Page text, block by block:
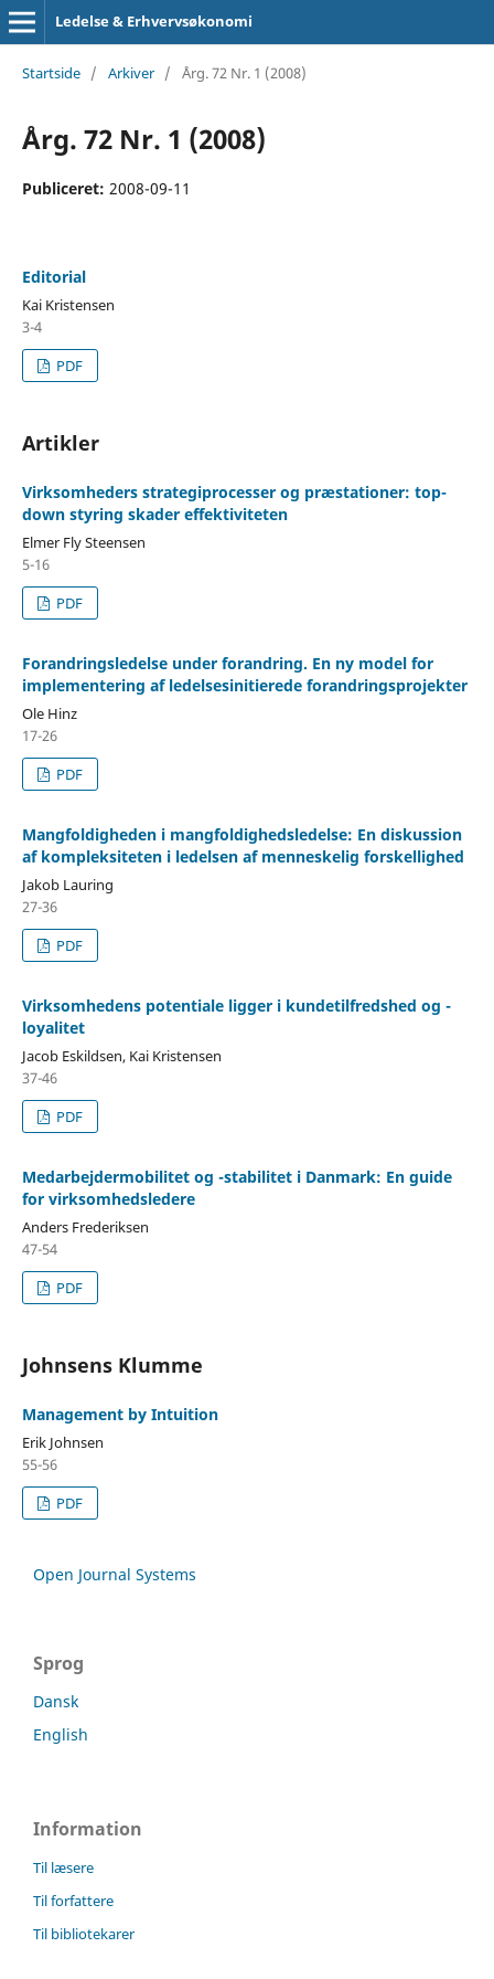
Ledelse & Erhvervsøkonomi
Startside / Arkiver / Årg. 72 Nr. 1 (2008)
Årg. 72 Nr. 1 (2008)
Publiceret: 2008-09-11
Editorial
Kai Kristensen
3-4
PDF
Artikler
Virksomheders strategiprocesser og præstationer: top-
down styring skader effektiviteten
Elmer Fly Steensen
5-16
PDF
Forandringsledelse under forandring. En ny model for
implementering af ledelsesinitierede forandringsprojekter
Ole Hinz
17-26
PDF
Mangfoldigheden i mangfoldighedsledelse: En diskussion
af kompleksiteten i ledelsen af menneskelig forskellighed
Jakob Lauring
27-36
PDF
Virksomhedens potentiale ligger i kundetilfredshed og -
loyalitet
Jacob Eskildsen, Kai Kristensen
37-46
PDF
Medarbejdermobilitet og -stabilitet i Danmark: En guide
for virksomhedsledere
Anders Frederiksen
47-54
PDF
Johnsens Klumme
Management by Intuition
Erik Johnsen
55-56
PDF
Open Journal Systems
Sprog
Dansk
English
Information
Til læsere
Til forfattere
Til bibliotekarer